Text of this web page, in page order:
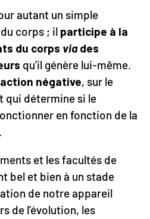
autant un simple
corps ; il participe à la
du corps viades
qu’il génère lui-même.
négative, sur le
qui détermine si le
en fonction de la
et les facultés de
bel et bien à un stade
de notre appareil
de l’évolution, les